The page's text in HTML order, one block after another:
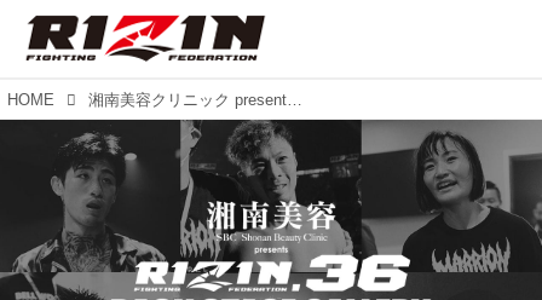
HOME 湘南美容クリニック presents RIZIN.36 BACKSTAGE GALLERY vol.1